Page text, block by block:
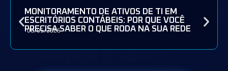
MONITORAMENTO DE ATIVOS DE TI EM
ESCRITÓRIOS CONTÁBEIS: POR QUE VOCÊ
PRECISA SABER O QUE RODA NA SUA REDE
08/05/2026